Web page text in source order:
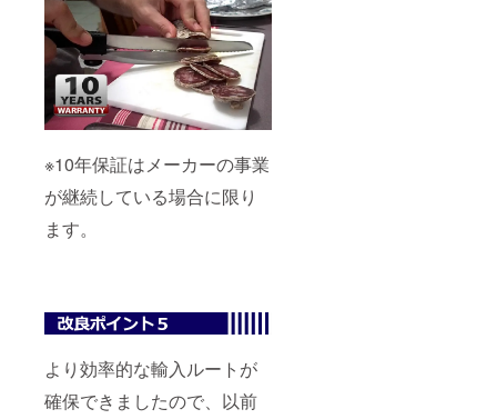
※10年保証はメーカーの事業
が継続している場合に限り
ます。
より効率的な輸入ルートが
確保できましたので、以前